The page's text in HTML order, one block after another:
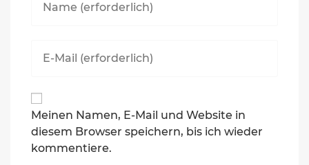
Sie
oder
Benutzernamen
Kommentieren
ein
Sie
Mail-
Adresse
zum
Kommentieren
Meinen Namen, E-Mail und Website in
diesem Browser speichern, bis ich wieder
kommentiere.